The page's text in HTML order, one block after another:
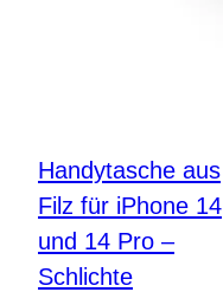
Handytasche aus
Filz für iPhone 14
und 14 Pro –
Schlichte